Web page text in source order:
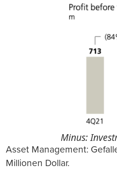
Minus:
Asset Management:
Millionen Dollar.